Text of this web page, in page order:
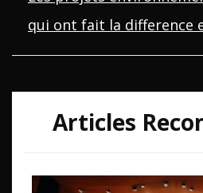
l’article
qui ont fait la difference
Articles